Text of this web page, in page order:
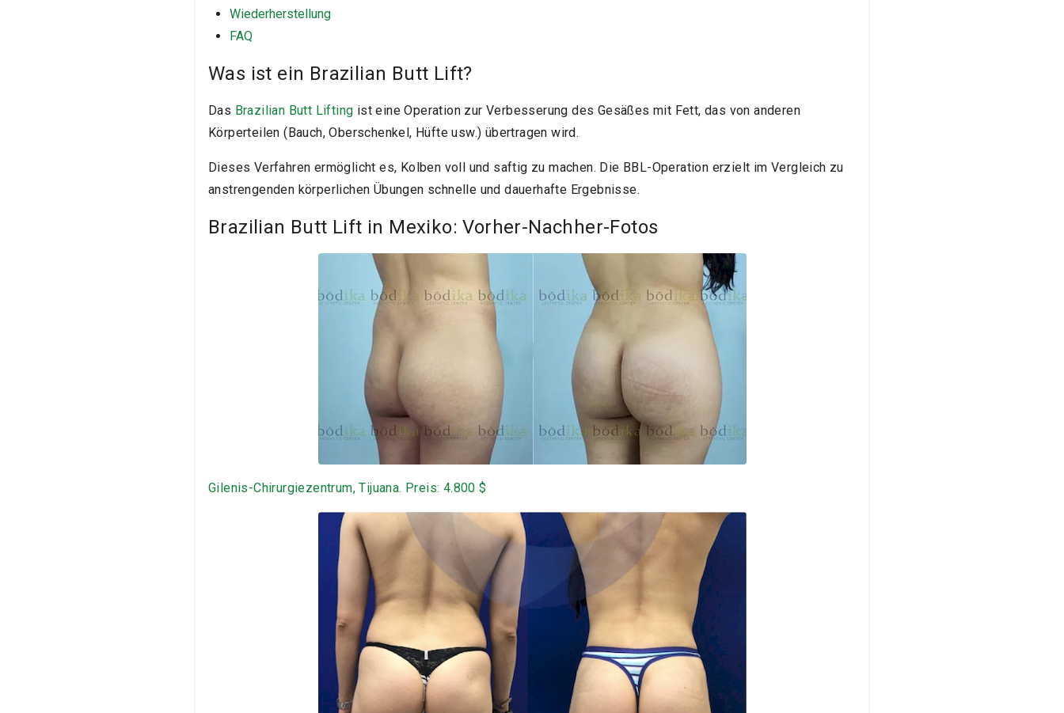
Wiederherstellung
FAQ
Was ist ein Brazilian Butt Lift?
Das Brazilian Butt Lifting ist eine Operation zur Verbesserung des Gesäßes mit Fett, das von anderen
Körperteilen (Bauch, Oberschenkel, Hüfte usw.) übertragen wird.
Dieses Verfahren ermöglicht es, Kolben voll und saftig zu machen. Die BBL-Operation erzielt im Vergleich zu
anstrengenden körperlichen Übungen schnelle und dauerhafte Ergebnisse.
Brazilian Butt Lift in Mexiko: Vorher-Nachher-Fotos
Gilenis-Chirurgiezentrum, Tijuana. Preis: 4.800 $